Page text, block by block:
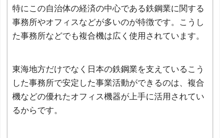
特にこの自治体の経済の中心である鉄鋼業に関する
事務所やオフィスなどが多いのが特徴です。こうし
た事務所などでも複合機は広く使用されています。
東海地方だけでなく日本の鉄鋼業を支えているこう
した事務所で安定した事業活動ができるのは、複合
機などの優れたオフィス機器が上手に活用されてい
るからです。